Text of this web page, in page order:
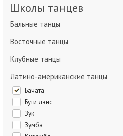
Школы танцев
Бальные танцы
Восточные танцы
Клубные танцы
Латино-американские танцы
Бачата
Бути дэнс
Зук
Зумба